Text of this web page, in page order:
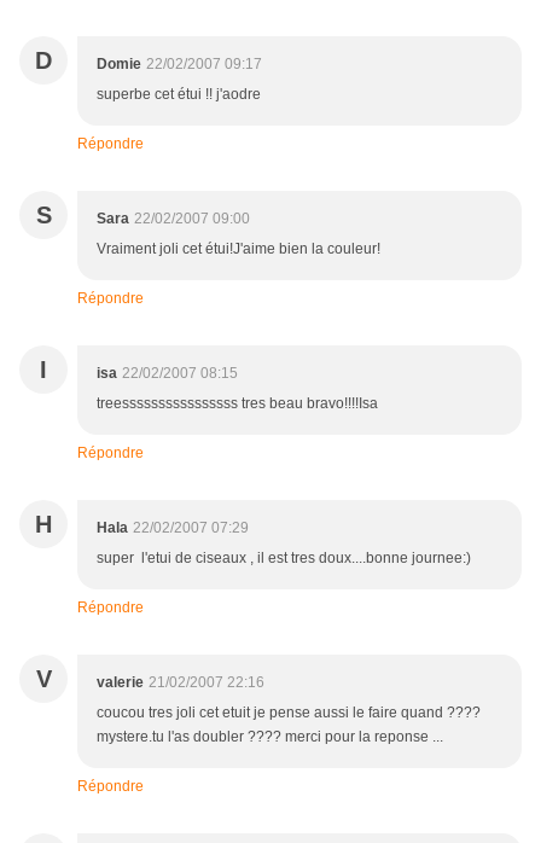
D Domie 22/02/2007 09:17
superbe cet étui !! j'aodre
Répondre
S Sara 22/02/2007 09:00
Vraiment joli cet étui!J'aime bien la couleur!
Répondre
I isa 22/02/2007 08:15
treessssssssssssssss tres beau bravo!!!!Isa
Répondre
H Hala 22/02/2007 07:29
super l'etui de ciseaux , il est tres doux....bonne journee:)
Répondre
V valerie 21/02/2007 22:16
coucou tres joli cet etuit je pense aussi le faire quand ????
mystere.tu l'as doubler ???? merci pour la reponse ...
Répondre